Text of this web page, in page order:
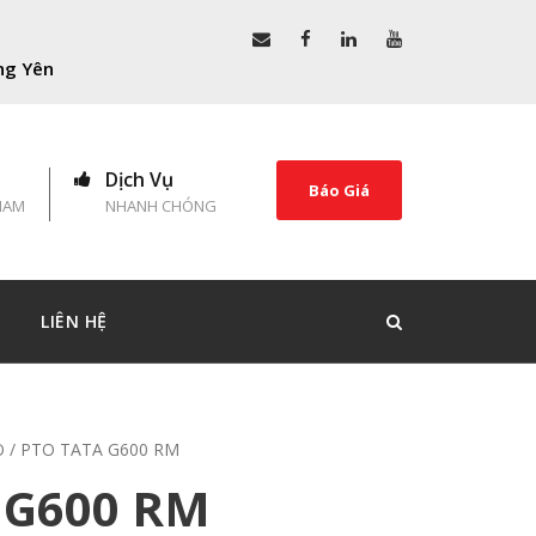
Yên
Dịch Vụ
NHANH CHÓNG
Báo Giá
LIÊN HỆ
/ PTO TATA G600 RM
RM